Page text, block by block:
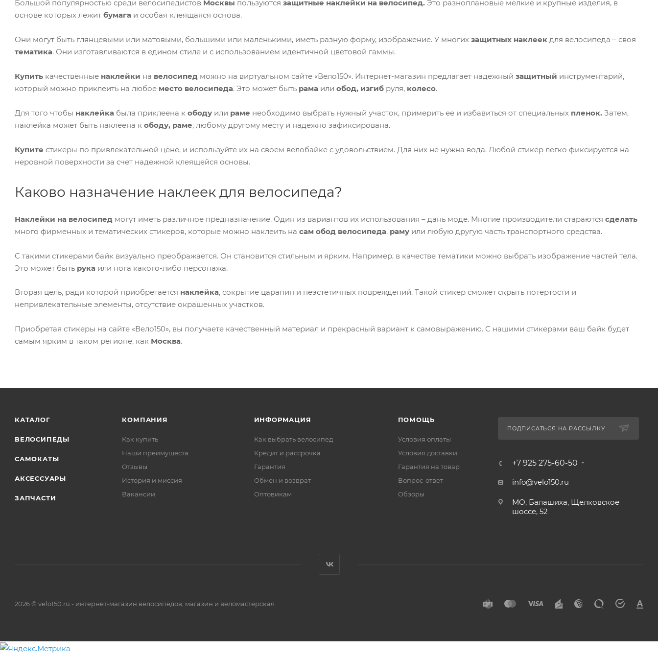
Большой популярностью среди велосипедистов Москвы пользуются защитные наклейки на велосипед. Это разноплановые мелкие и крупные изделия, в
основе которых лежит бумага и особая клеящаяся основа.
Они могут быть глянцевыми или матовыми, большими или маленькими, иметь разную форму, изображение. У многих защитных наклеек для велосипеда – своя
тематика. Они изготавливаются в едином стиле и с использованием идентичной цветовой гаммы.
Купить качественные наклейки на велосипед можно на виртуальном сайте «Вело150». Интернет-магазин предлагает надежный защитный инструментарий,
который можно приклеить на любое место велосипеда. Это может быть рама или обод, изгиб руля, колесо.
Для того чтобы наклейка была приклеена к ободу или раме необходимо выбрать нужный участок, примерить ее и избавиться от специальных пленок. Затем,
наклейка может быть наклеена к ободу, раме, любому другому месту и надежно зафиксирована.
Купите стикеры по привлекательной цене, и используйте их на своем велобайке с удовольствием. Для них не нужна вода. Любой стикер легко фиксируется на
неровной поверхности за счет надежной клеящейся основы.
Каково назначение наклеек для велосипеда?
Наклейки на велосипед могут иметь различное предназначение. Один из вариантов их использования – дань моде. Многие производители стараются сделать
много фирменных и тематических стикеров, которые можно наклеить на сам обод велосипеда, раму или любую другую часть транспортного средства.
С такими стикерами байк визуально преображается. Он становится стильным и ярким. Например, в качестве тематики можно выбрать изображение частей тела.
Это может быть рука или нога какого-либо персонажа.
Вторая цель, ради которой приобретается наклейка, сокрытие царапин и неэстетичных повреждений. Такой стикер сможет скрыть потертости и
непривлекательные элементы, отсутствие окрашенных участков.
Приобретая стикеры на сайте «Вело150», вы получаете качественный материал и прекрасный вариант к самовыражению. С нашими стикерами ваш байк будет
самым ярким в таком регионе, как Москва.
КАТАЛОГ
ВЕЛОСИПЕДЫ
САМОКАТЫ
АКСЕССУАРЫ
ЗАПЧАСТИ
КОМПАНИЯ
Как купить
Наши преимущеста
Отзывы
История и миссия
Вакансии
ИНФОРМАЦИЯ
Как выбрать велосипед
Кредит и рассрочка
Гарантия
Обмен и возврат
Оптовикам
ПОМОЩЬ
Условия оплаты
Условия доставки
Гарантия на товар
Вопрос-ответ
Обзоры
ПОДПИСАТЬСЯ НА РАССЫЛКУ
+7 925 275-60-50
info@velo150.ru
МО, Балашиха, Щелковское
шоссе, 52
2026 © velo150.ru - интернет-магазин велосипедов, магазин и веломастерская